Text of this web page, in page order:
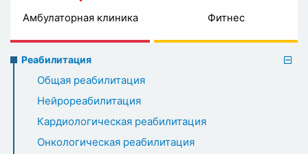
Амбулаторная клиника Фитнес
Rehabilitation
menu
Реабилитация
Общая реабилитация
Нейрореабилитация
Кардиологическая реабилитация
Онкологическая реабилитация